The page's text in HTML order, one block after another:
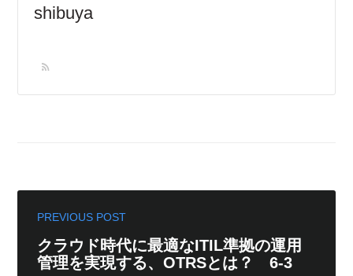
shibuya
PREVIOUS POST
クラウド時代に最適なITIL準拠の運用
管理を実現する、OTRSとは？ 6-3